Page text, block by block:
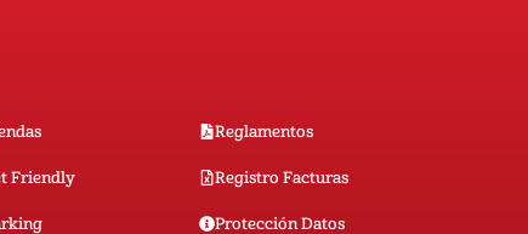
Friendly
Reglamentos
Registro Facturas
Protección Datos